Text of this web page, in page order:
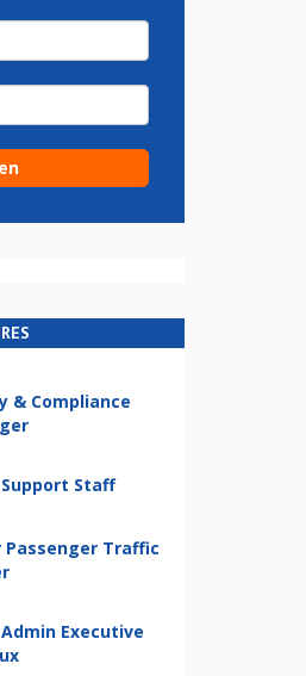
& Compliance
Support Staff
Passenger Traffic
Executive